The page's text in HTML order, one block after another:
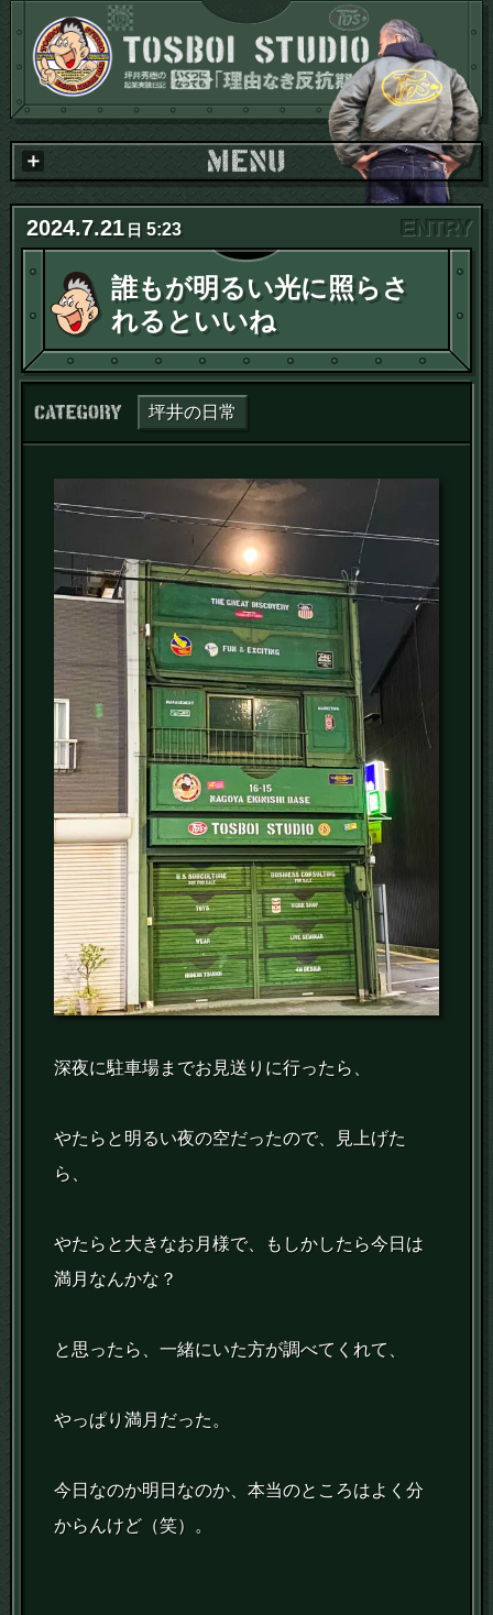
2024.7.21 日 5:23
誰もが明るい光に照らさ
れるといいね
カテゴリー：
坪井の日常
深夜に駐車場までお見送りに行ったら、
やたらと明るい夜の空だったので、見上げた
ら、
やたらと大きなお月様で、もしかしたら今日は
満月なんかな？
と思ったら、一緒にいた方が調べてくれて、
やっぱり満月だった。
今日なのか明日なのか、本当のところはよく分
からんけど（笑）。